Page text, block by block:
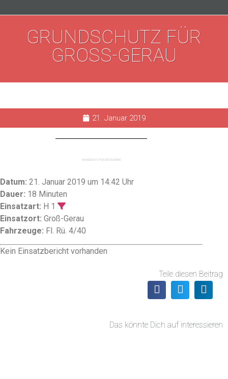
GRUNDSCHUTZ FÜR
GROSS-GERAU
21. Januar 2019
GRUNDSCHUTZ FÜR GROSS-GERAU
Datum: 21. Januar 2019 um 14:42 Uhr
Dauer: 18 Minuten
Einsatzart: H 1
Einsatzort: Groß-Gerau
Fahrzeuge: Fl. Rü. 4/40
Kein Einsatzbericht vorhanden
Teile diesen Beitrag
Das könnte Dich auf interessieren